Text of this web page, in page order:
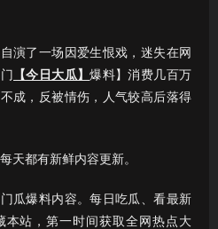
演了一场因爱生恨戏，迷失在网
【今日大瓜】爆料】消费几百万
成，反被情伤，人气较高后落得
每天都有新鲜内容更新。
瓜爆料内容。每日吃瓜、看最新
本站，第一时间获取全网热点大